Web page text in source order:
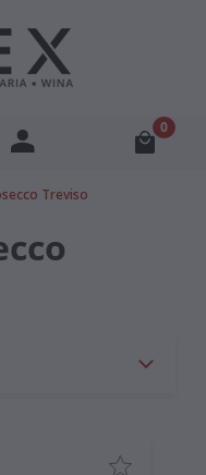
Treviso